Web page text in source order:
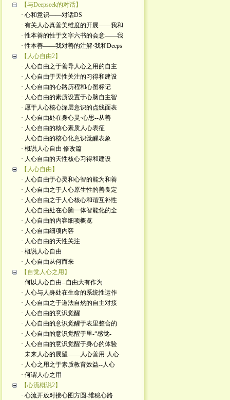
【与Deepseek的对话】
· 心和意识——对话DS
· 有关人心真善美维度的开展——我和
· 性本善的性于文字六书的会意——我
· 性本善——我对善的注解·我和Deeps
【人心自由2】
· 人心自由之于善导人心之用的自主
· 人心自由于天性关注的习得和建设
· 人心自由的心路历程和心图标记
· 人心自由的素质设置于心脑自主智
· 愿于人心核心深层意识的点线面表
· 人心自由处在身心灵·心思--从善
· 人心自由的核心素质人心表征
· 人心自由的核心化意识觉醒表象
· 概说人心自由 修改篇
· 人心自由的天性核心习得和建设
【人心自由】
· 人心自由于心灵和心智的能为和善
· 人心自由之于人心原生性的善良定
· 人心自由之于人心核心和谐互补性
· 人心自由处在心脑一体智能化的全
· 人心自由的内容细项概览
· 人心自由细项内容
· 人心自由的天性关注
· 概说人心自由
· 人心自由从何而来
【自觉人心之用】
· 何以人心自由--自由大有作为
· 人心与人身处在生命的系统性运作
· 人心自由之于道法自然的自主对接
· 人心自由的意识觉醒
· 人心自由的意识觉醒于表里整合的
· 人心自由的意识觉醒于里-“感觉-
· 人心自由的意识觉醒于身心的体验
· 未来人心的展望——人心善用·人心
· 人心之用之于素质教育效益--人心
· 何谓人心之用
【心流概说2】
· 心流开放对接心图方圆-维稳心路